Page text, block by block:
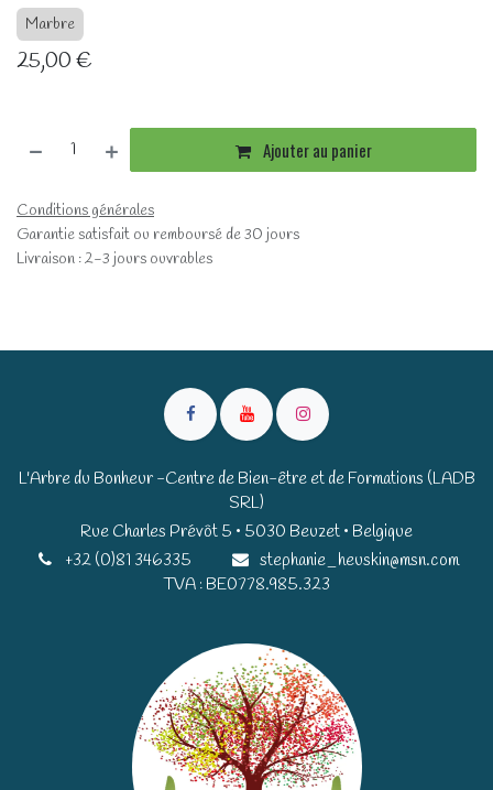
Marbre
25,00€
Ajouter au panier
Conditions générales
Garantie satisfait ou remboursé de 30 jours
Livraison : 2-3 jours ouvrables
L'Arbre du Bonheur -Centre de Bien-être et de Formations (LADB
SRL)
Rue Charles Prévôt 5 • 5030 Beuzet • Belgique​​
+32 (0)81 346335
stephanie_heuskin@msn.com
TVA : BE0778.985.323